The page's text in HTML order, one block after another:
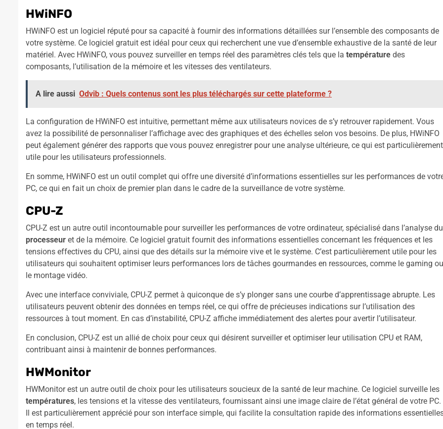
HWiNFO
HWiNFO est un logiciel réputé pour sa capacité à fournir des informations détaillées sur l’ensemble des composants de
votre système. Ce logiciel gratuit est idéal pour ceux qui recherchent une vue d’ensemble exhaustive de la santé de leur
matériel. Avec HWiNFO, vous pouvez surveiller en temps réel des paramètres clés tels que la température des
composants, l’utilisation de la mémoire et les vitesses des ventilateurs.
A lire aussi Odvib : Quels contenus sont les plus téléchargés sur cette plateforme ?
La configuration de HWiNFO est intuitive, permettant même aux utilisateurs novices de s’y retrouver rapidement. Vous
avez la possibilité de personnaliser l’affichage avec des graphiques et des échelles selon vos besoins. De plus, HWiNFO
peut également générer des rapports que vous pouvez enregistrer pour une analyse ultérieure, ce qui est particulièrement
utile pour les utilisateurs professionnels.
En somme, HWiNFO est un outil complet qui offre une diversité d’informations essentielles sur les performances de
PC, ce qui en fait un choix de premier plan dans le cadre de la surveillance de votre système.
CPU-Z
CPU-Z est un autre outil incontournable pour surveiller les performances de votre ordinateur, spécialisé dans l’analyse du
processeur et de la mémoire. Ce logiciel gratuit fournit des informations essentielles concernant les fréquences et les
tensions effectives du CPU, ainsi que des détails sur la mémoire vive et le système. C’est particulièrement utile pour les
utilisateurs qui souhaitent optimiser leurs performances lors de tâches gourmandes en ressources, comme le gaming ou
le montage vidéo.
Avec une interface conviviale, CPU-Z permet à quiconque de s’y plonger sans une courbe d’apprentissage abrupte. Les
utilisateurs peuvent obtenir des données en temps réel, ce qui offre de précieuses indications sur l’utilisation des
ressources à tout moment. En cas d’instabilité, CPU-Z affiche immédiatement des alertes pour avertir l’utilisateur.
En conclusion, CPU-Z est un allié de choix pour ceux qui désirent surveiller et optimiser leur utilisation CPU et RAM,
contribuant ainsi à maintenir de bonnes performances.
HWMonitor
HWMonitor est un autre outil de choix pour les utilisateurs soucieux de la santé de leur machine. Ce logiciel surveille les
températures, les tensions et la vitesse des ventilateurs, fournissant ainsi une image claire de l’état général de votre PC.
Il est particulièrement apprécié pour son interface simple, qui facilite la consultation rapide des informations
en temps réel.